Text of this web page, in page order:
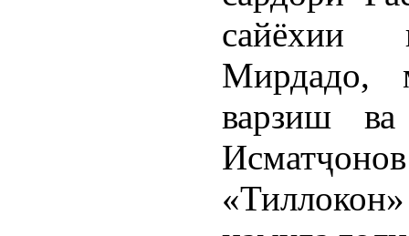
сайёхии
Мирдадо,
варзиш